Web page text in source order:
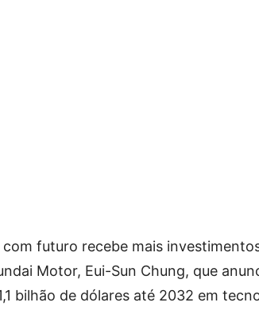
com futuro recebe mais
Motor, Eui-Sun Chung, que
bilhão de dólares até 2032 em